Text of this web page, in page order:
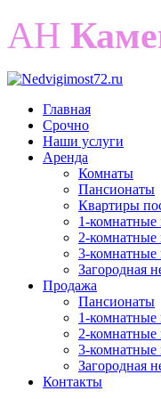
АН
Главная
Срочно
Наши услуги
Аренда
Комнаты
Пансионаты
Квартиры
1-комнатные
2-комнатные
3-комнатные
Загородная
Продажа
Пансионаты
1-комнатные
2-комнатные
3-комнатные
Загородная
Контакты